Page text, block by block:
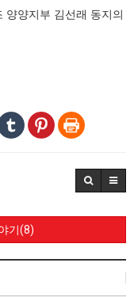
양양지부 김선래 동지의
기(8)